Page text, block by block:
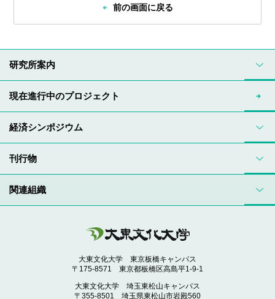
前の画面に戻る
関連組織
大東文化大学 東京板橋キャンパス
〒175-8571 東京都板橋区高島平1-9-1
大東文化大学 埼玉東松山キャンパス
〒355-8501 埼玉県東松山市岩殿560
研究所案内
現在進行中のプロジェクト
経済シンポジウム
刊行物